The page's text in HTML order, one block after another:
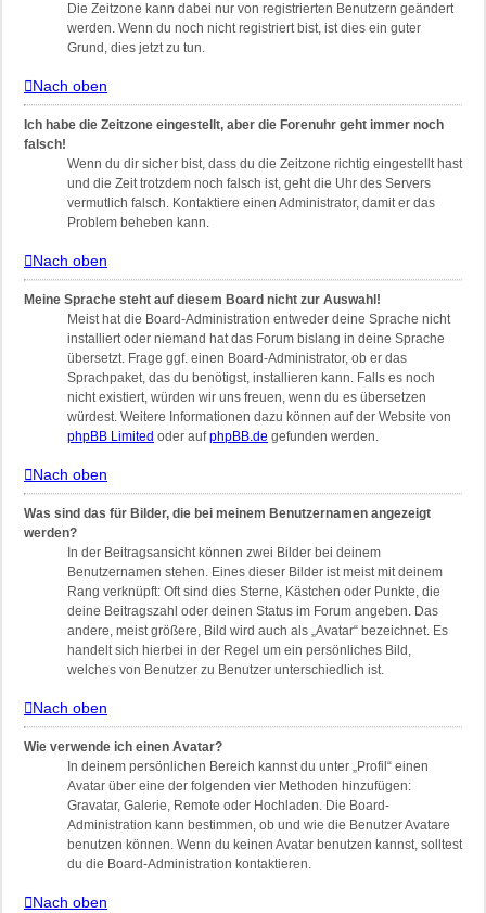
Die Zeitzone kann dabei nur von registrierten Benutzern geändert
werden. Wenn du noch nicht registriert bist, ist dies ein guter
Grund, dies jetzt zu tun.
Nach oben
Ich habe die Zeitzone eingestellt, aber die Forenuhr geht immer noch
falsch!
Wenn du dir sicher bist, dass du die Zeitzone richtig eingestellt hast
und die Zeit trotzdem noch falsch ist, geht die Uhr des Servers
vermutlich falsch. Kontaktiere einen Administrator, damit er das
Problem beheben kann.
Nach oben
Meine Sprache steht auf diesem Board nicht zur Auswahl!
Meist hat die Board-Administration entweder deine Sprache nicht
installiert oder niemand hat das Forum bislang in deine Sprache
übersetzt. Frage ggf. einen Board-Administrator, ob er das
Sprachpaket, das du benötigst, installieren kann. Falls es noch
nicht existiert, würden wir uns freuen, wenn du es übersetzen
würdest. Weitere Informationen dazu können auf der Website von
phpBB Limited oder aufphpBB.de gefunden werden.
Nach oben
Was sind das für Bilder, die bei meinem Benutzernamen angezeigt
werden?
In der Beitragsansicht können zwei Bilder bei deinem
Benutzernamen stehen. Eines dieser Bilder ist meist mit deinem
Rang verknüpft: Oft sind dies Sterne, Kästchen oder Punkte, die
deine Beitragszahl oder deinen Status im Forum angeben. Das
andere, meist größere, Bild wird auch als „Avatar“ bezeichnet. Es
handelt sich hierbei in der Regel um ein persönliches Bild,
welches von Benutzer zu Benutzer unterschiedlich ist.
Nach oben
Wie verwende ich einen Avatar?
In deinem persönlichen Bereich kannst du unter „Profil“ einen
Avatar über eine der folgenden vier Methoden hinzufügen:
Gravatar, Galerie, Remote oder Hochladen. Die Board-
Administration kann bestimmen, ob und wie die Benutzer Avatare
benutzen können. Wenn du keinen Avatar benutzen kannst, solltest
du die Board-Administration kontaktieren.
Nach oben